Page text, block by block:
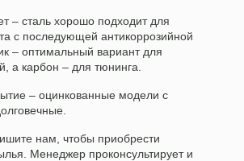
– сталь хорошо подходит для
с последующей антикоррозийной
– оптимальный вариант для
а карбон – для тюнинга.
– оцинкованные модели с
нам, чтобы приобрести
Менеджер проконсультирует и